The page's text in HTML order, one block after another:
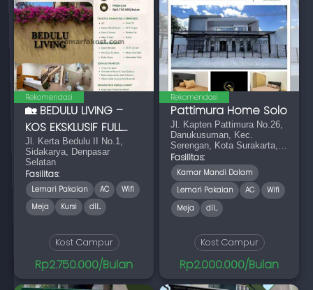
Rekomendasi
🏡 BEDULU LIVING –
KOS EKSKLUSIF FULL
FURNISHED
Jl. Kerta Bedulu II No.1,
Sidakarya, Denpasar
Selatan
Fasilitas:
Lemari Pakaian AC
Wifi
Meja
Kursi dll...
Kost Campur
Rp2.750.000/Bulan
Rekomendasi
Pattimura Home Solo
Jl. Kapten Pattimura No.26,
Danukusuman, Kec.
Serengan, Kota Surakarta,
Jawa Tengah 57156
Fasilitas:
Kamar Mandi Dalam
Lemari Pakaian
AC
Wifi
Meja
dll...
Kost Campur
Rp2.000.000/Bulan